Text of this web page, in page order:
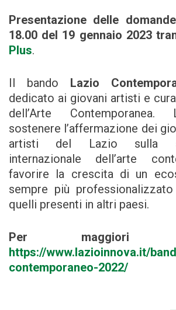
Presentazione delle
18.00 del 19 gennaio 2023
Plus.
Il bando Lazio
dedicato ai giovani artisti e
dell’Arte Contemporanea.
sostenere l’affermazione dei
artisti del Lazio sulla
internazionale dell’arte
favorire la crescita di un
sempre più
quelli presenti in altri paesi.
Per maggiori
https://www.lazioinnova.it/
contemporaneo-2022/